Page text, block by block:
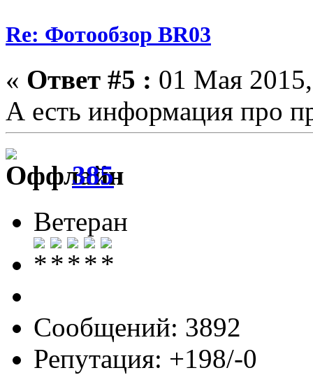
Re: Фотообзор BR03
« Ответ #5 : 01 Мая
А есть информация про
385
Ветеран
Сообщений: 3892
Репутация: +198/-0